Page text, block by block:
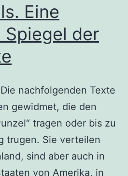
Eine
Spiegel der
nachfolgenden Texte
gewidmet, die den
tragen oder bis zu
trugen. Sie verteilen
sind aber auch in
von Amerika, in